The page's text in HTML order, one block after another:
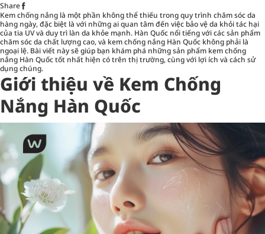
Share
Kem chống nắng là một phần không thể thiếu trong quy trình chăm sóc da
hàng ngày, đặc biệt là với những ai quan tâm đến việc bảo vệ da khỏi tác hại
của tia UV và duy trì làn da khỏe mạnh. Hàn Quốc nổi tiếng với các sản phẩm
chăm sóc da chất lượng cao, và kem chống nắng Hàn Quốc không phải là
ngoại lệ. Bài viết này sẽ giúp bạn khám phá những sản phẩm kem chống
nắng Hàn Quốc tốt nhất hiện có trên thị trường, cùng với lợi ích và cách sử
dụng chúng.
Giới thiệu về Kem Chống
Nắng Hàn Quốc